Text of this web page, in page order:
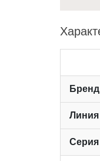
Бренд
Линия
Серия